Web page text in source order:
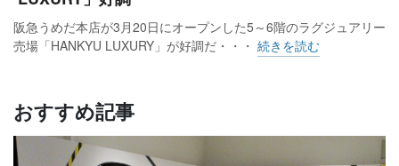
阪急うめだ本店が3月20日にオープンした5～6階のラグジュアリー
売場「HANKYU LUXURY」が好調だ・・・ 続きを読む
おすすめ記事